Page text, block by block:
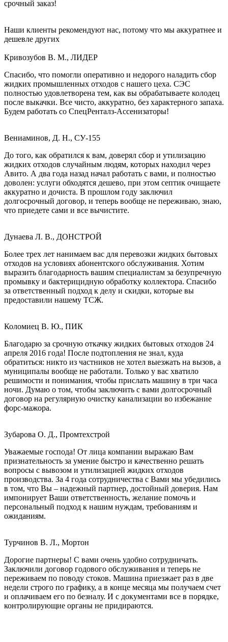
срочный заказ!
Наши клиенты рекомендуют нас, потому что мы аккуратнее и
дешевле других
Кривозубов В. М., ЛИДЕР
Спасибо, что помогли оперативно и недорого наладить сбор
жидких промышленных отходов с нашего цеха. СЭС
полностью удовлетворена тем, как вы обрабатываете колодец
после выкачки. Все чисто, аккуратно, без характерного запаха.
Будем работать со СпецРенталз-Ассенизаторы!
Вениаминов, Д. Н., СУ-155
До того, как обратился к вам, доверял сбор и утилизацию
жидких отходов случайным людям, которых находил через
Авито. А два года назад начал работать с вами, и полностью
доволен: услуги обходятся дешево, при этом септик очищаете
аккуратно и дочиста. В прошлом году заключил
долгосрочный договор, и теперь вообще не переживаю, знаю,
что приедете сами и все вычистите.
Дунаева Л. В., ДОНСТРОЙ
Более трех лет нанимаем вас для перевозки жидких бытовых
отходов на условиях абонентского обслуживания. Хотим
выразить благодарность вашим специалистам за безупречную
промывку и бактерицидную обработку коллектора. Спасибо
за ответственный подход к делу и скидки, которые вы
предоставили нашему ТСЖ.
Коломиец В. Ю., ПИК
Благодарю за срочную откачку жидких бытовых отходов 24
апреля 2016 года! После подтопления не знал, куда
обратиться: никто из частников не хотел выезжать на вызов, а
муниципалы вообще не работали. Только у вас хватило
решимости и понимания, чтобы прислать машину в три часа
ночи. Думаю о том, чтобы заключить с вами долгосрочный
договор на регулярную очистку канализации во избежание
форс-мажора.
Зубарова О. Д., Промтехстрой
Уважаемые господа! От лица компании выражаю Вам
признательность за умение быстро и качественно решать
вопросы с вывозом и утилизацией жидких отходов
производства. За 4 года сотрудничества с Вами мы убедились
в том, что Вы – надежный партнер, достойный доверия. Нам
импонирует Ваши ответственность, желание помочь и
персональный подход к нашим нуждам, требованиям и
ожиданиям.
Турчинов В. Л., Мортон
Дорогие партнеры! С вами очень удобно сотрудничать.
Заключили договор годового обслуживания и теперь не
переживаем по поводу стоков. Машина приезжает раз в две
недели строго по графику, а в конце месяца мы получаем счет
и оплачиваем его по безналу. И с документами все в порядке,
контролирующие органы не придираются.